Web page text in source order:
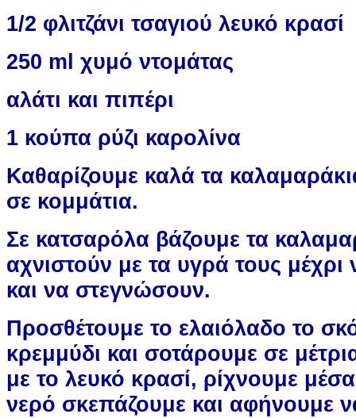
1/2 φλιτζάνι τσαγιού λευκό κρασί
250 ml χυμό ντομάτας
αλάτι και πιπέρι
1 κούπα ρύζι καρολίνα
Καθαρίζουμε καλά τα
σε κομμάτια.
Σε κατσαρόλα βάζουμε τα
αχνιστούν με τα υγρά τους
και να στεγνώσουν.
Προσθέτουμε το ελαιόλαδο το
κρεμμύδι και σοτάρουμε σε
με το λευκό κρασί, ρίχνουμε
νερό σκεπάζουμε και αφήνουμε